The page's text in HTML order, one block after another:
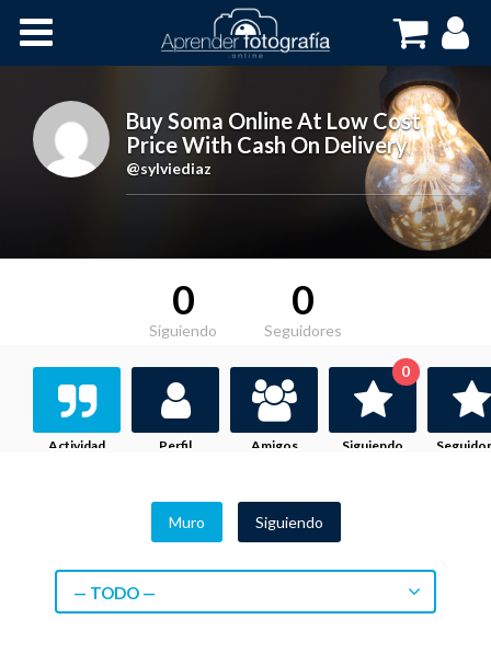
Cursos OnLine
Buy Soma Online At Low Cost
Price With Cash On Delivery,
@sylviediaz
0
Siguiendo
0
Seguidores
Actividad Perfil Amigos Siguiendo
0
Muro Siguiendo
— TODO —